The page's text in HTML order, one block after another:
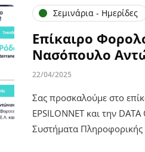
Σεμινάρια - Ημερίδες
Επίκαιρο
Νασόπουλο
22/04/2025
Σας προσκαλούμε στο
ΕPSILONΝET και την
Συστήματα